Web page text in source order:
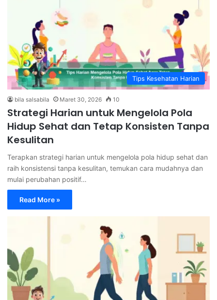
Tips Kesehatan Harian
bila salsabila Maret 30, 2026 10
Strategi Harian untuk Mengelola Pola
Hidup Sehat dan Tetap Konsisten Tanpa
Kesulitan
Terapkan strategi harian untuk mengelola pola hidup sehat dan
raih konsistensi tanpa kesulitan, temukan cara mudahnya dan
mulai perubahan positif…
Read More »